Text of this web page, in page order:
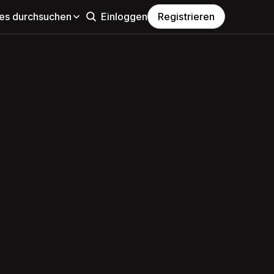
durchsuchen Einloggen Registrieren